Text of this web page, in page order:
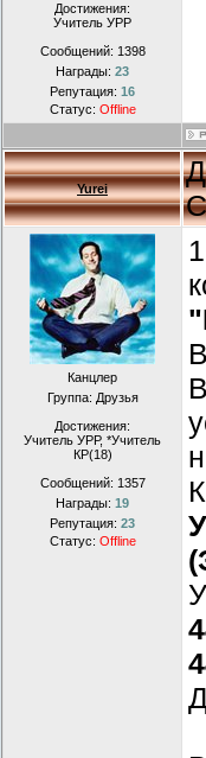
Достижения:
Учитель УРР
Сообщений: 1398
Награды: 23
Репутация: 16
Статус: Offline
Yurei
Канцлер
Группа: Друзья
Достижения:
Учитель УРР, *Учитель
КР(18)
Сообщений: 1357
Награды: 19
Репутация: 23
Статус: Offline